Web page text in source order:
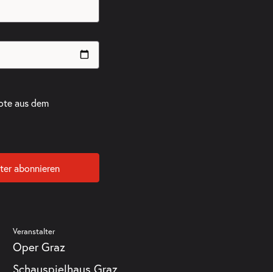
aus dem
abonnieren
Veranstalter
Oper Graz
Schauspielhaus Graz